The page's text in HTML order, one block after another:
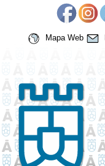
Mapa Web